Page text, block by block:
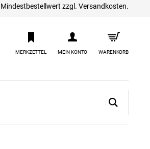
zzgl. Versandkosten.
MERKZETTEL MEIN KONTO WARENKORB